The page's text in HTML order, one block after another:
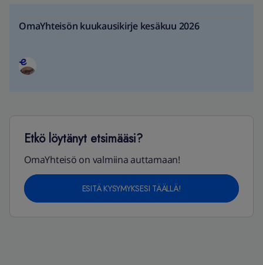
OmaYhteisön kuukausikirje kesäkuu 2026
Etkö löytänyt etsimääsi?
OmaYhteisö on valmiina auttamaan!
ESITÄ KYSYMYKSESI TÄÄLLÄ!